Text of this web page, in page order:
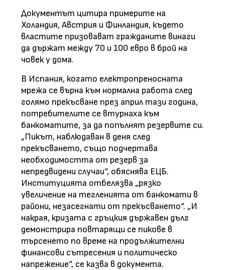
Документът цитира примерите на
Холандия, Австрия и Финландия, където
властите призовават гражданите винаги
да държат между 70 и 100 евро в брой на
човек у дома.
В Испания, когато електропреносната
мрежа се върна към нормална работа след
голямо прекъсване през април тази година,
потребителите се втурнаха към
банкоматите, за да попълнят резервите си.
„Пикът, наблюдаван в деня след
прекъсването, също подчертава
необходимостта от резерв за
непредвидени случаи“, обяснява ЕЦБ.
Институцията отбелязва „рязко
увеличение на тегленията от банкомати в
райони, незасегнати от прекъсването“. „И
накрая, кризата с гръцкия държавен дълг
демонстрира повтарящи се пикове в
търсенето по време на продължителни
финансови сътресения и политическо
напрежение“, се казва в документа.